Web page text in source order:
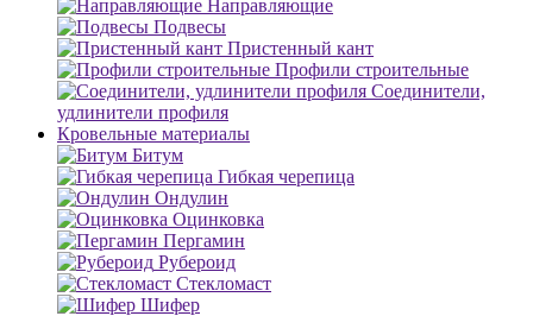
Направляющие
Подвесы
Пристенный кант
Профили строительные
Соединители,
удлинители профиля
Кровельные материалы
Битум
Гибкая черепица
Ондулин
Оцинковка
Пергамин
Рубероид
Стекломаст
Шифер